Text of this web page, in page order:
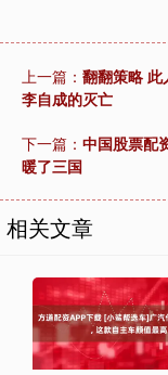
上一篇： 翻翻策略 此
李自成的灭亡
下一篇： 中国股票配
暖了三国
相关文章